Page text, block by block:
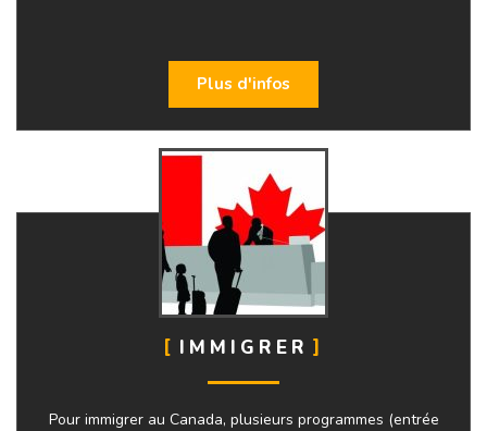
Plus d'infos
IMMIGRER
Pour immigrer au Canada, plusieurs programmes (entrée